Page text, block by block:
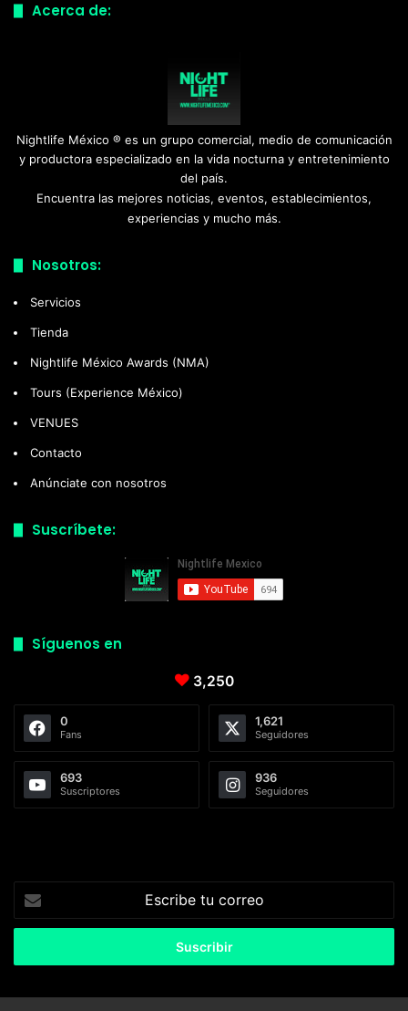
Acerca de:
Nightlife México ® es un grupo comercial, medio de comunicación
y productora especializado en la vida nocturna y entretenimiento
del país.
Encuentra las mejores noticias, eventos, establecimientos,
experiencias y mucho más.
Nosotros:
Servicios
Tienda
Nightlife México Awards (NMA)
Tours (Experience México)
VENUES
Contacto
Anúnciate con nosotros
Suscríbete:
Síguenos en
3,250
0
Fans
1,621
Seguidores
693
Suscriptores
936
Seguidores
Escribe
tu
correo